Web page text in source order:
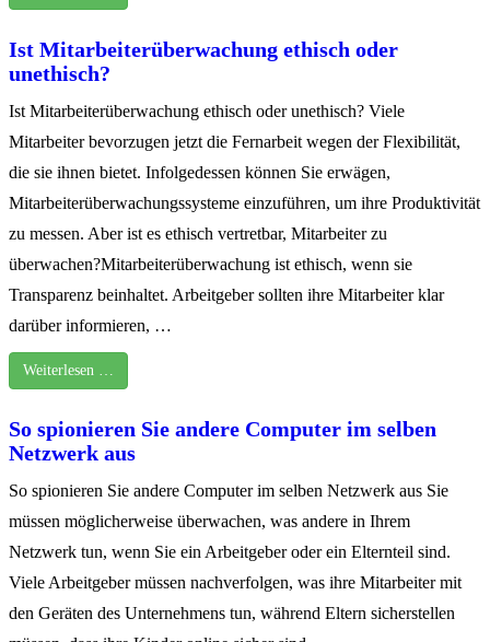
Ist Mitarbeiterüberwachung ethisch oder
unethisch?
Ist Mitarbeiterüberwachung ethisch oder unethisch? Viele
Mitarbeiter bevorzugen jetzt die Fernarbeit wegen der Flexibilität,
die sie ihnen bietet. Infolgedessen können Sie erwägen,
Mitarbeiterüberwachungssysteme einzuführen, um ihre Produktivität
zu messen. Aber ist es ethisch vertretbar, Mitarbeiter zu
überwachen?Mitarbeiterüberwachung ist ethisch, wenn sie
Transparenz beinhaltet. Arbeitgeber sollten ihre Mitarbeiter klar
darüber informieren, …
Weiterlesen …
So spionieren Sie andere Computer im selben
Netzwerk aus
So spionieren Sie andere Computer im selben Netzwerk aus Sie
müssen möglicherweise überwachen, was andere in Ihrem
Netzwerk tun, wenn Sie ein Arbeitgeber oder ein Elternteil sind.
Viele Arbeitgeber müssen nachverfolgen, was ihre Mitarbeiter mit
den Geräten des Unternehmens tun, während Eltern sicherstellen